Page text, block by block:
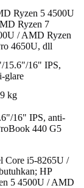
Ryzen 5 4500U
Ryzen 7
/ AMD Ryzen
4650U, dll
15.6"/16" IPS,
glare
kg
16" IPS, anti-
440 G5
Core i5-8265U /
HP
5 4500U / AMD